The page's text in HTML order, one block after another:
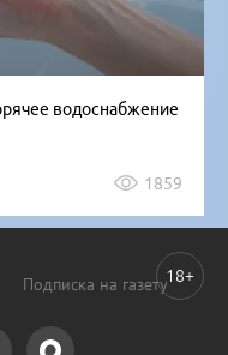
водоснабжение
1859
Подписка на газету18+